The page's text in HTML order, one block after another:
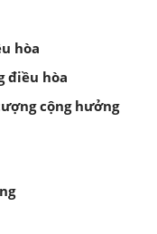
hòa
điều hòa
cộng hưởng